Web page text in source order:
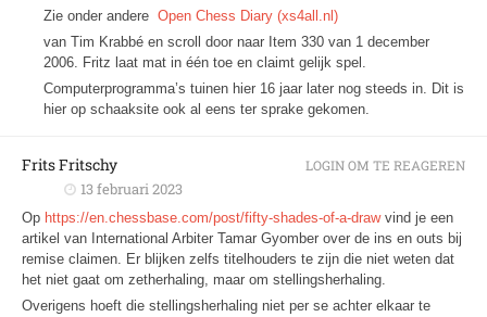
Zie onder andere Open Chess Diary (xs4all.nl)
van Tim Krabbé en scroll door naar Item 330 van 1 december
2006. Fritz laat mat in één toe en claimt gelijk spel.
Computerprogramma’s tuinen hier 16 jaar later nog steeds in. Dit is
hier op schaaksite ook al eens ter sprake gekomen.
Frits Fritschy
13 februari 2023
Op https://en.chessbase.com/post/fifty-shades-of-a-drawvind je een
artikel van International Arbiter Tamar Gyomber over de ins en outs bij
remise claimen. Er blijken zelfs titelhouders te zijn die niet weten dat
het niet gaat om zetherhaling, maar om stellingsherhaling.
Overigens hoeft die stellingsherhaling niet per se achter elkaar te
LOGIN OM TE REAGEREN